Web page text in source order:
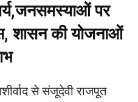
पर
शासन की योजनाओं
से संजूदेवी राजपूत